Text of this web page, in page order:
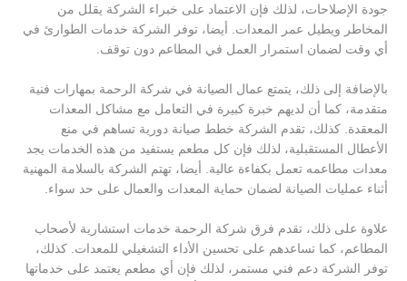
جودة الإصلاحات، لذلك فإن الاعتماد على خبراء الشركة يقلل من
المخاطر ويطيل عمر المعدات. أيضا، توفر الشركة خدمات الطوارئ في
أي وقت لضمان استمرار العمل في المطاعم دون توقف.
بالإضافة إلى ذلك، يتمتع عمال الصيانة في شركة الرحمة بمهارات فنية
متقدمة، كما أن لديهم خبرة كبيرة في التعامل مع مشاكل المعدات
المعقدة. كذلك، تقدم الشركة خطط صيانة دورية تساهم في منع
الأعطال المستقبلية، لذلك فإن كل مطعم يستفيد من هذه الخدمات يجد
معدات مطاعمه تعمل بكفاءة عالية. أيضا، تهتم الشركة بالسلامة المهنية
أثناء عمليات الصيانة لضمان حماية المعدات والعمال على حد سواء.
علاوة على ذلك، تقدم فرق شركة الرحمة خدمات استشارية لأصحاب
المطاعم، كما تساعدهم على تحسين الأداء التشغيلي للمعدات. كذلك،
توفر الشركة دعم فني مستمر، لذلك فإن أي مطعم يعتمد على خدماتها